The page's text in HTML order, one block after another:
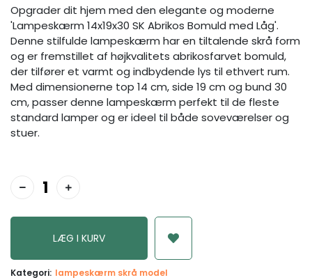
Opgrader dit hjem med den elegante og moderne
'Lampeskærm 14x19x30 SK Abrikos Bomuld med Låg'.
Denne stilfulde lampeskærm har en tiltalende skrå form
og er fremstillet af højkvalitets abrikosfarvet bomuld,
der tilfører et varmt og indbydende lys til ethvert rum.
Med dimensionerne top 14 cm, side 19 cm og bund 30
cm, passer denne lampeskærm perfekt til de fleste
standard lamper og er ideel til både soveværelser og
stuer.
Kategori: lampeskærm skrå model